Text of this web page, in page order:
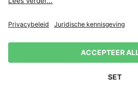
Privacy Verkoopvoorwaarden
15%